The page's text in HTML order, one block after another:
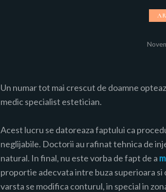
Un numar tot mai crescut de doamne
medic specialist estetician.
Acest lucru se datoreaza faptului ca
neglijabile. Doctorii au rafinat tehnica de
natural. In final, nu este vorba de fapt de a
proportie adecvata intre buza superioara
varsta se modifica conturul, in special in